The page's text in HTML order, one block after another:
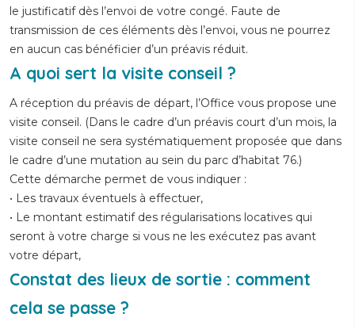
le justificatif dès l’envoi de votre congé. Faute de
transmission de ces éléments dès l’envoi, vous ne pourrez
en aucun cas bénéficier d’un préavis réduit.
A quoi sert la visite conseil ?
A réception du préavis de départ, l’Office vous propose une
visite conseil. (Dans le cadre d’un préavis court d’un mois, la
visite conseil ne sera systématiquement proposée que dans
le cadre d’une mutation au sein du parc d’habitat 76.)
Cette démarche permet de vous indiquer :
• Les travaux éventuels à effectuer,
• Le montant estimatif des régularisations locatives qui
seront à votre charge si vous ne les exécutez pas avant
votre départ,
Constat des lieux de sortie : comment
cela se passe ?